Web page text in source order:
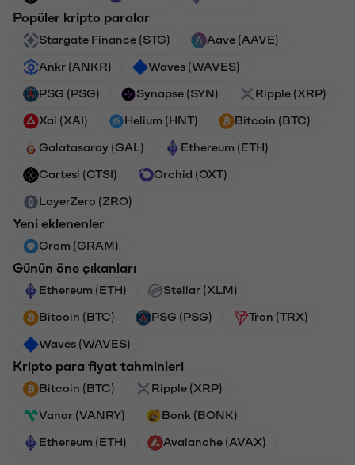
Popüler kripto paralar
Stargate Finance (STG) Aave (AAVE)
Ankr (ANKR) Waves (WAVES)
PSG (PSG) Synapse (SYN) Ripple (XRP)
Xai (XAI) Helium (HNT) Bitcoin (BTC)
Galatasaray (GAL) Ethereum (ETH)
Cartesi (CTSI) Orchid (OXT)
LayerZero (ZRO)
Yeni eklenenler
Gram (GRAM)
Günün öne çıkanları
Ethereum (ETH) Stellar (XLM)
Bitcoin (BTC) PSG (PSG) Tron (TRX)
Waves (WAVES)
Kripto para fiyat tahminleri
Bitcoin (BTC) Ripple (XRP)
Vanar (VANRY) Bonk (BONK)
Ethereum (ETH) Avalanche (AVAX)